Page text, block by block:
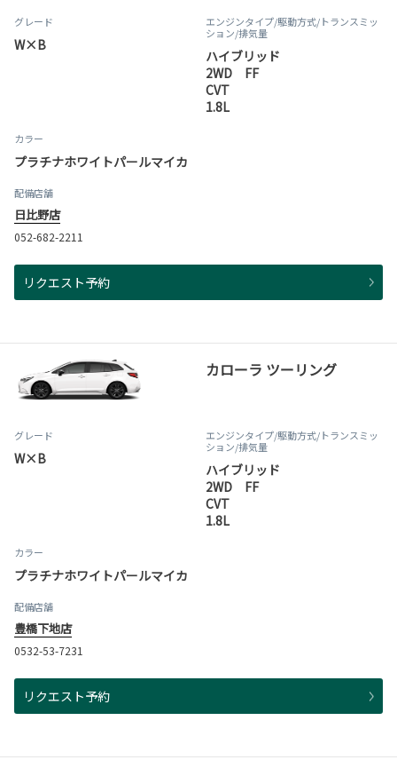
グレード
W×B
エンジンタイプ/駆動方式/トランスミッ
ション/排気量
ハイブリッド
2WD FF
CVT
1.8L
カラー
プラチナホワイトパールマイカ
配備店舗
日比野店
052-682-2211
リクエスト予約
カローラ ツーリング
グレード
W×B
エンジンタイプ/駆動方式/トランスミッ
ション/排気量
ハイブリッド
2WD FF
CVT
1.8L
カラー
プラチナホワイトパールマイカ
配備店舗
豊橋下地店
0532-53-7231
リクエスト予約